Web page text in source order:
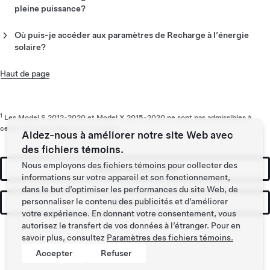
mode arrêt, puis rallumez-le.
solaire » sur l’écran de votre véhicule et terminez la
configuration.
Remarque
variabilité de l’énergie solaire et des charges domestiques.
à être branché recevra toute l’énergie solaire excédentaire
définie. Une fois cette limite atteinte, l’énergie solaire
excédentaire sera envoyée au deuxième véhicule.
pleine puissance?
rapidement, vous pouvez augmenter votre limite de charge
inférieure. Cela permettra à votre véhicule de se recharger à la
l’énergie emmagasinée ou du réseau.
Où puis-je accéder aux paramètres de Recharge à l’énergie
solaire?
appuyez sur l’icône en forme d’éclair dans le profil de votre
l’énergie solaire.
Haut de page
1 Les Model S 2012-2020 et Model X 2015-2020 ne sont pas admissibles à
cette fonctionnalité en ce moment.
Obtenir un Powerwall
Mises à jour
Aidez-nous à améliorer notre site Web avec
des fichiers témoins.
Nous employons des fichiers témoins pour collecter des
informations sur votre appareil et son fonctionnement,
dans le but d’optimiser les performances du site Web, de
personnaliser le contenu des publicités et d’améliorer
votre expérience. En donnant votre consentement, vous
autorisez le transfert de vos données à l’étranger. Pour en
savoir plus, consultez Paramètres des fichiers témoins.
Accepter
Refuser